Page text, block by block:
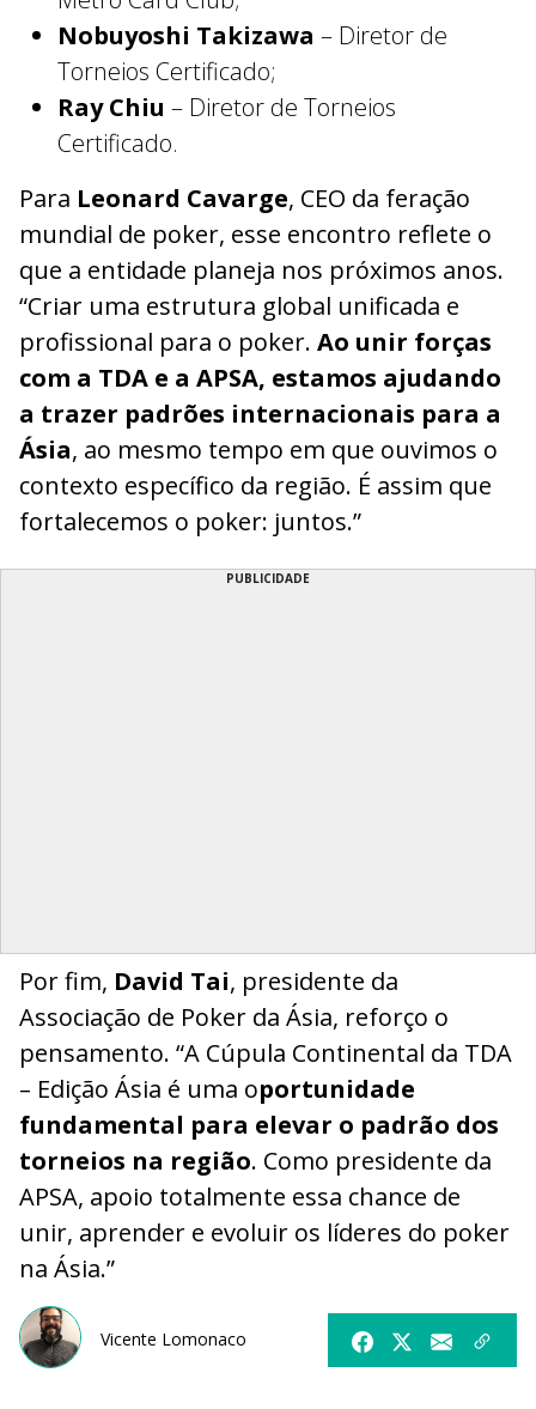
Nobuyoshi Takizawa – Diretor de
Torneios Certificado;
Ray Chiu – Diretor de Torneios
Certificado.
Para Leonard Cavarge, CEO da feração
mundial de poker, esse encontro reflete o
que a entidade planeja nos próximos anos.
“Criar uma estrutura global unificada e
profissional para o poker. Ao unir forças
com a TDA e a APSA, estamos ajudando
a trazer padrões internacionais para a
Ásia, ao mesmo tempo em que ouvimos o
contexto específico da região. É assim que
fortalecemos o poker: juntos.”
PUBLICIDADE
Por fim, David Tai, presidente da
Associação de Poker da Ásia, reforço o
pensamento. “A Cúpula Continental da TDA
– Edição Ásia é uma oportunidade
fundamental para elevar o padrão dos
torneios na região. Como presidente da
APSA, apoio totalmente essa chance de
unir, aprender e evoluir os líderes do poker
na Ásia.”
Vicente Lomonaco